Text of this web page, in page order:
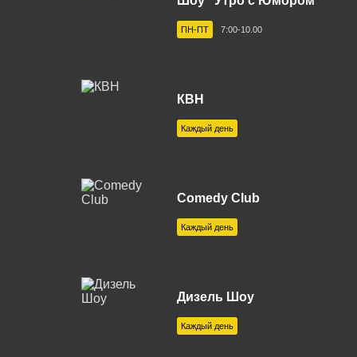
Кузнецк 102.1 FM Курган 101.1 FM
Новокузнецк 92.8 FM
Орехово-Зуево 103.2 FM
Пятигорск 106.6 FM
Самара 95.7 FM
Серпухов 90.1 FM Симферополь
ПН-ПТ 7:00-10.00
КВН
Каждый день
Comedy Club
Каждый день
Дизель Шоу
Каждый день